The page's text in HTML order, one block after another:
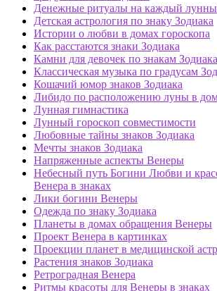
Денежные ритуалы на каждый
Детская астрология по знаку Зодиака
Истории о любви в домах гороскопа
Как расстаются знаки Зодиака
Камни для девочек по знакам Зодиака
Классическая музыка по градусам
Кошачий юмор знаков Зодиака
Либидо по расположению луны в
Лунная гимнастика
Лунный гороскоп совместимости
Любовные тайны знаков Зодиака
Мечты знаков Зодиака
Напряженные аспекты Венеры
Небесный путь Богини Любви и
Венера в знаках
Лики богини Венеры
Одежда по знаку Зодиака
Планеты в домах обращения Венеры
Проект Венера в картинках
Проекции планет в медицинской
Растения знаков Зодиака
Ретроградная Венера
Ритмы красоты для Венеры в знаках